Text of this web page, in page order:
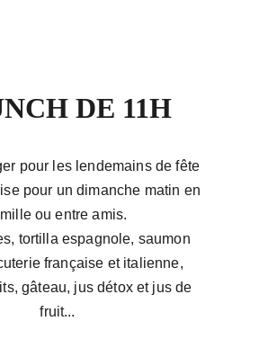
DE 11H
pour les lendemains de fête
pour un dimanche matin en
ou entre amis.
tortilla espagnole, saumon
française et italienne,
gâteau, jus détox et jus de
fruit...